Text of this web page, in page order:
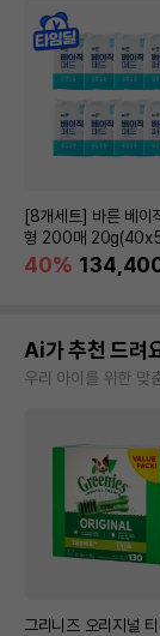
[8개세트] 바른 베이
형 200매
40%
Ai가 추천 드려
우리 아이를 위한 맞
그리니즈 오리지널